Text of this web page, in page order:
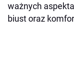
ważnych
biust oraz